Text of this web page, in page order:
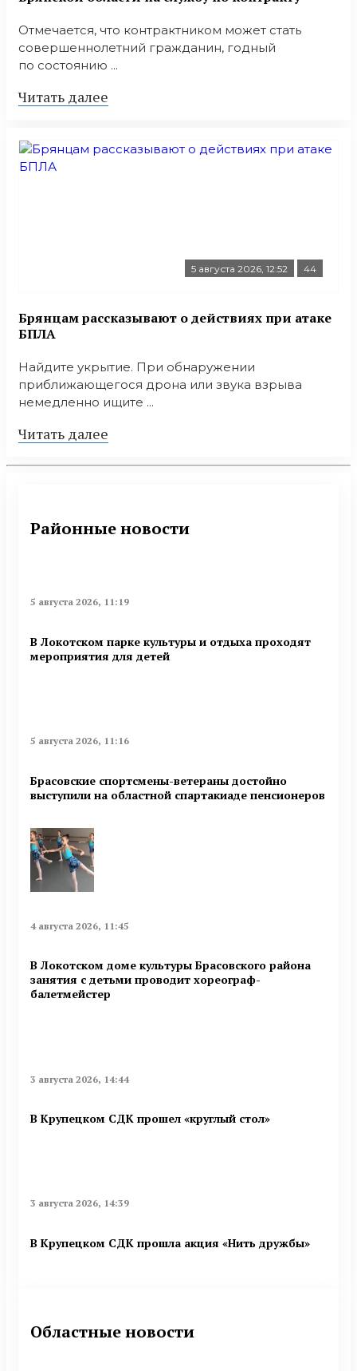
Отмечается, что контрактником может стать
совершеннолетний гражданин, годный
по состоянию ...
Читать далее
5 августа 2026, 12:52 44
Брянцам рассказывают о действиях при атаке
БПЛА
Найдите укрытие. При обнаружении
приближающегося дрона или звука взрыва
немедленно ищите ...
Читать далее
Районные новости
5 августа 2026, 11:19
В Локотском парке культуры и отдыха проходят
мероприятия для детей
5 августа 2026, 11:16
Брасовские спортсмены-ветераны достойно
выступили на областной спартакиаде пенсионеров
4 августа 2026, 11:45
В Локотском доме культуры Брасовского района
занятия с детьми проводит хореограф-
балетмейстер
3 августа 2026, 14:44
В Крупецком СДК прошел «круглый стол»
3 августа 2026, 14:39
В Крупецком СДК прошла акция «Нить дружбы»
Областные новости